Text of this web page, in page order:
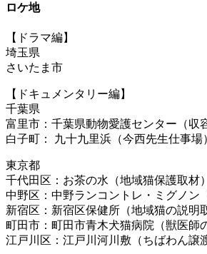
ロケ地
【ドラマ編】
埼玉県
さいたま市
【ドキュメンタリー編】
千葉県
富里市：千葉県動物愛護センター（収
白子町： 九十九里浜（今西先生仕事場
東京都
千代田区：お茶の水（地域猫保護取材）
中野区：中野ランコントレ・ミグノン
新宿区：新宿区保健所（地域猫の説明
町田市：町田市青木犬猫病院（獣医師
江戸川区：江戸川河川敷（ちばわん譲